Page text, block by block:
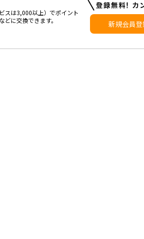
スは3,000以上）でポイント
に交換できます。
新規会員登